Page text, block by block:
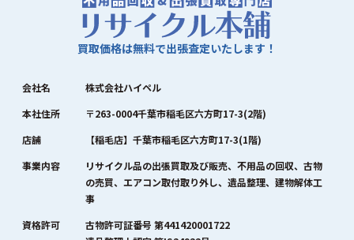
買取価格は無料で出張査定いたします！
会社名
株式会社ハイペル
本社住所
〒263-0004千葉市稲毛区六方町17-3(2階)
店舗
【稲毛店】千葉市稲毛区六方町17-3(1階)
事業内容
リサイクル品の出張買取及び販売、不用品の回収、古物
の売買、エアコン取付取り外し、遺品整理、建物解体工
事
資格許可
古物許可証番号 第441420001722